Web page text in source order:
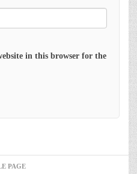
in this browser for the
PAGE